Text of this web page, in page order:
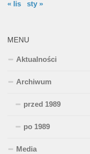
« lis
sty »
MENU
Aktualności
Archiwum
przed 1989
po 1989
Media